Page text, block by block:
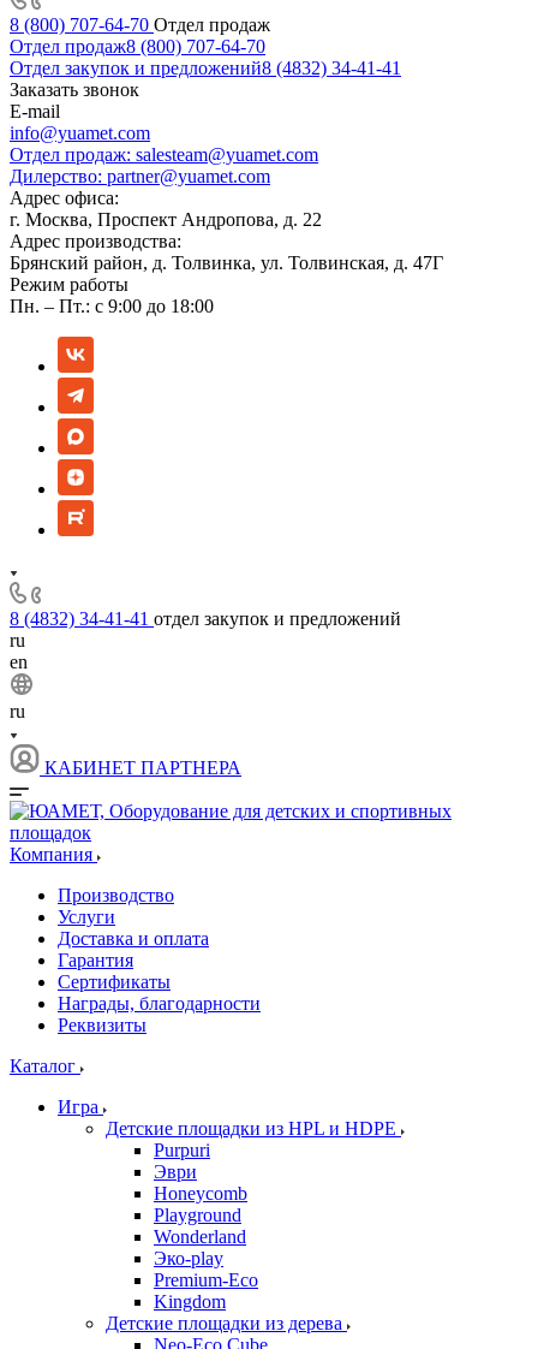
8 (800) 707-64-70 Отдел продаж
Отдел продаж8 (800) 707-64-70
Отдел закупок и предложений8 (4832) 34-41-41
Заказать звонок
E-mail
info@yuamet.com
Отдел продаж: salesteam@yuamet.com
Дилерство: partner@yuamet.com
Адрес офиса:
г. Москва, Проспект Андропова, д. 22
Адрес производства:
Брянский район, д. Толвинка, ул. Толвинская, д. 47Г
Режим работы
Пн. – Пт.: с 9:00 до 18:00
8 (4832) 34-41-41 отдел закупок и предложений
ru
en
ru
КАБИНЕТ ПАРТНЕРА
Компания
Производство
Услуги
Доставка и оплата
Гарантия
Сертификаты
Награды, благодарности
Реквизиты
Каталог
Игра
Детские площадки из HPL и HDPE
Purpuri
Эври
Honeycomb
Playground
Wonderland
Эко-play
Premium-Eco
Kingdom
Детские площадки из дерева
Neo-Eco Cube